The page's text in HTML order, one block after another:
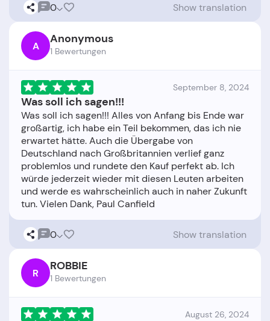
0 Show translation
A Anonymous
1 Bewertungen
September 8, 2024
Was soll ich sagen!!!
Was soll ich sagen!!! Alles von Anfang bis Ende war
großartig, ich habe ein Teil bekommen, das ich nie
erwartet hätte. Auch die Übergabe von
Deutschland nach Großbritannien verlief ganz
problemlos und rundete den Kauf perfekt ab. Ich
würde jederzeit wieder mit diesen Leuten arbeiten
und werde es wahrscheinlich auch in naher Zukunft
0 Show translation
R ROBBIE
1 Bewertungen
August 26, 2024